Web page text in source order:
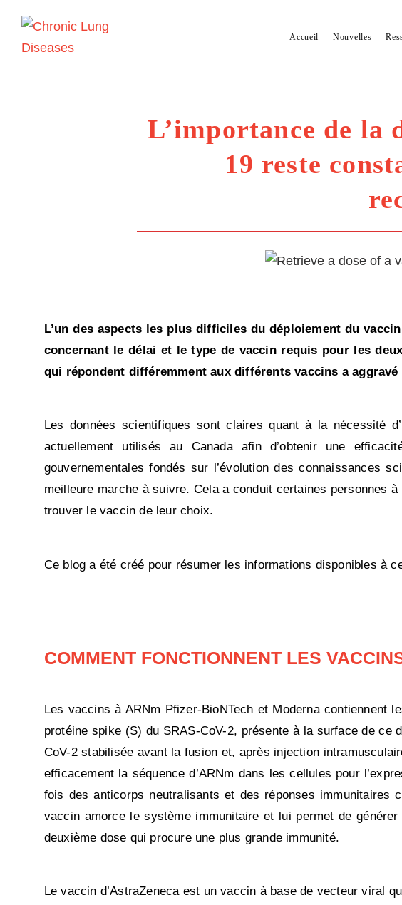
Accueil Nouvelles
L’importance de la
19 reste
L’un des aspects les plus difficiles du déploiement du
concernant le délai et le type de vaccin requis pour les
qui répondent différemment aux différents vaccins a
Les données scientifiques sont claires quant à la nécessité
actuellement utilisés au Canada afin d’obtenir une
gouvernementales fondés sur l’évolution des connaissances
meilleure marche à suivre. Cela a conduit certaines personnes
trouver le vaccin de leur choix.
Ce blog a été créé pour résumer les informations disponibles à
COMMENT FONCTIONNENT LES
Les vaccins à ARNm Pfizer-BioNTech et Moderna contiennent
protéine spike (S) du SRAS-CoV-2, présente à la surface de
CoV-2 stabilisée avant la fusion et, après injection
efficacement la séquence d’ARNm dans les cellules pour
fois des anticorps neutralisants et des réponses immunitaires
vaccin amorce le système immunitaire et lui permet de
deuxième dose qui procure une plus grande immunité.
Le vaccin d’AstraZeneca est un vaccin à base de vecteur viral